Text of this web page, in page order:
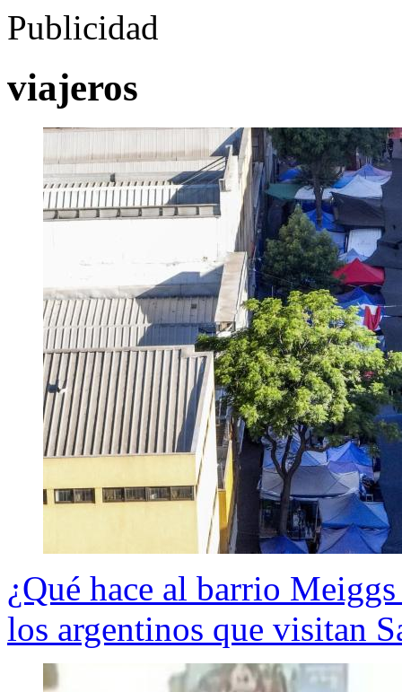
Publicidad
viajeros
¿Qué hace al barrio
los argentinos que visitan